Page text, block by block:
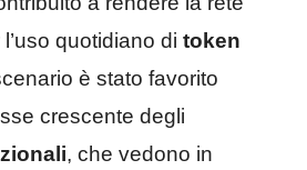
quotidiano di token
è stato favorito
crescente degli
, che vedono in